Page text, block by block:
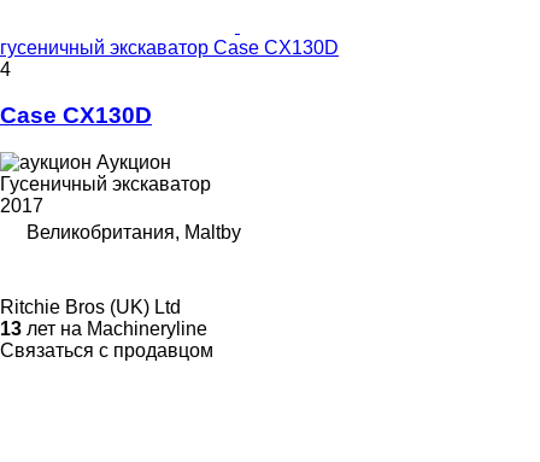
гусеничный экскаватор Case CX130D
4
Case CX130D
Аукцион
Гусеничный экскаватор
2017
Великобритания, Maltby
Ritchie Bros (UK) Ltd
13 лет на Machineryline
Связаться с продавцом